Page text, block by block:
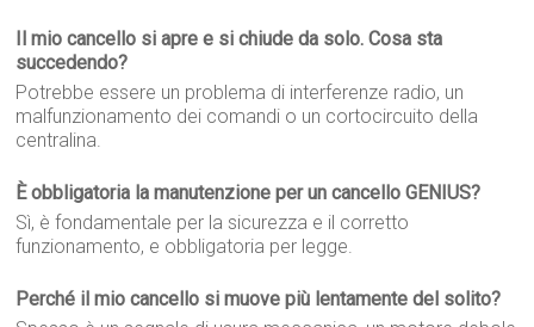
Il mio cancello si apre e si chiude da solo. Cosa sta
succedendo?
Potrebbe essere un problema di interferenze radio, un
malfunzionamento dei comandi o un cortocircuito della
centralina.
È obbligatoria la manutenzione per un cancello GENIUS?
Sì, è fondamentale per la sicurezza e il corretto
funzionamento, e obbligatoria per legge.
Perché il mio cancello si muove più lentamente del solito?